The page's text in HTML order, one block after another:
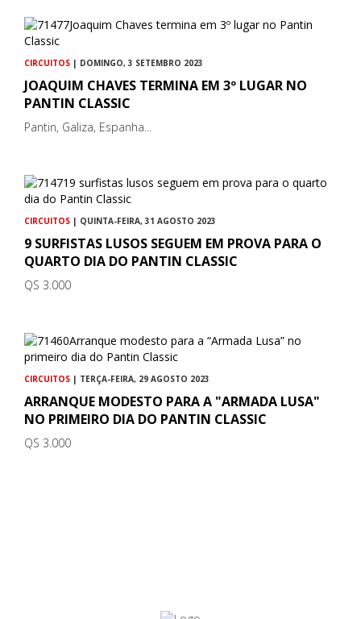
CIRCUITOS | DOMINGO, 3 SETEMBRO 2023
JOAQUIM CHAVES TERMINA EM 3º LUGAR NO
PANTIN CLASSIC
Pantin, Galiza, Espanha...
CIRCUITOS | QUINTA-FEIRA, 31 AGOSTO 2023
9 SURFISTAS LUSOS SEGUEM EM PROVA PARA O
QUARTO DIA DO PANTIN CLASSIC
QS 3.000
CIRCUITOS | TERÇA-FEIRA, 29 AGOSTO 2023
ARRANQUE MODESTO PARA A "ARMADA LUSA"
NO PRIMEIRO DIA DO PANTIN CLASSIC
QS 3.000